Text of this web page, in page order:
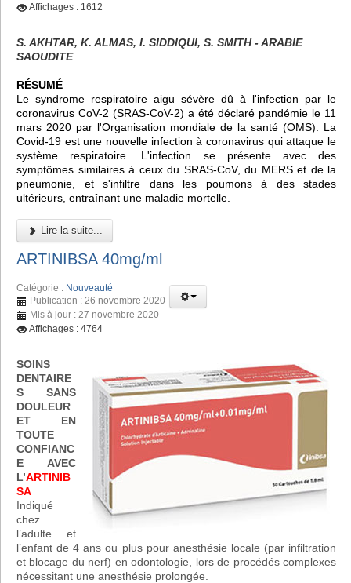
Affichages : 1612
S. AKHTAR, K. ALMAS, I. SIDDIQUI, S. SMITH - ARABIE
SAOUDITE
RÉSUMÉ
Le syndrome respiratoire aigu sévère dû à l'infection par le
coronavirus CoV-2 (SRAS-CoV-2) a été déclaré pandémie le 11
mars 2020 par l'Organisation mondiale de la santé (OMS). La
Covid-19 est une nouvelle infection à coronavirus qui attaque le
système respiratoire. L'infection se présente avec des
symptômes similaires à ceux du SRAS-CoV, du MERS et de la
pneumonie, et s'infiltre dans les poumons à des stades
ultérieurs, entraînant une maladie mortelle.
Lire la suite...
ARTINIBSA 40mg/ml
Catégorie : Nouveauté
Publication : 26 novembre 2020
Mis à jour : 27 novembre 2020
Affichages : 4764
SOINS
DENTAIRE
S SANS
DOULEUR
ET EN
TOUTE
CONFIANC
E AVEC
L’ARTINIB
SA
Indiqué
chez
l’adulte et
l’enfant de 4 ans ou plus pour anesthésie locale (par infiltration
et blocage du nerf) en odontologie, lors de procédés complexes
nécessitant une anesthésie prolongée.